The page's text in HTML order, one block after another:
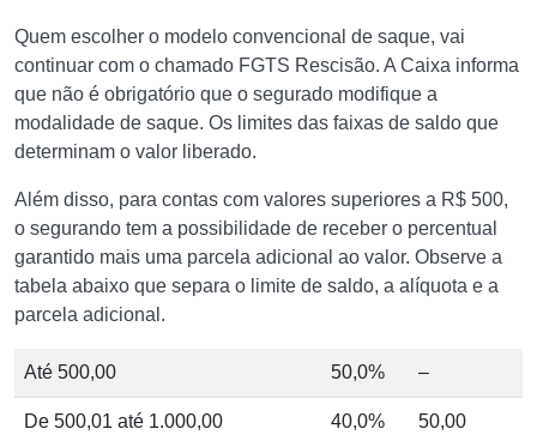
Quem escolher o modelo convencional de saque, vai
continuar com o chamado FGTS Rescisão. A Caixa informa
que não é obrigatório que o segurado modifique a
modalidade de saque. Os limites das faixas de saldo que
determinam o valor liberado.
Além disso, para contas com valores superiores a R$ 500,
o segurando tem a possibilidade de receber o percentual
garantido mais uma parcela adicional ao valor. Observe a
tabela abaixo que separa o limite de saldo, a alíquota e a
parcela adicional.
Até 500,00 50,0% –
De 500,01 até 1.000,00 40,0% 50,00